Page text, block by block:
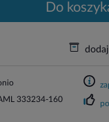
do
333234-160